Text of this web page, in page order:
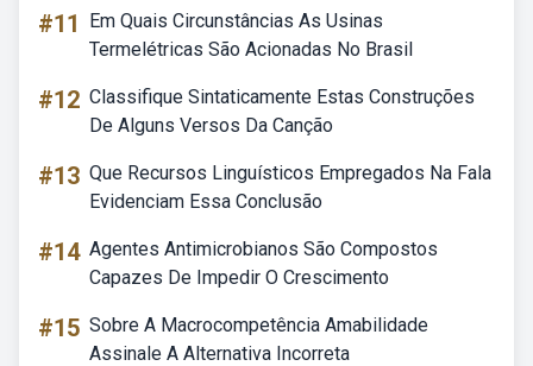
#11
Em Quais Circunstâncias As Usinas
Termelétricas São Acionadas No Brasil
#12 Classifique Sintaticamente Estas Construções
De Alguns Versos Da Canção
#13 Que Recursos Linguísticos Empregados Na Fala
Evidenciam Essa Conclusão
#14 Agentes Antimicrobianos São Compostos
Capazes De Impedir O Crescimento
#15 Sobre A Macrocompetência Amabilidade
Assinale A Alternativa Incorreta